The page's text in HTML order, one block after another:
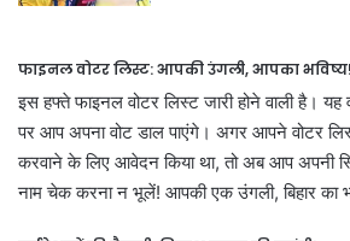
फाइनल वोटर लिस्ट: आपकी उंगली, आपका भविष्य!
इस हफ्ते फाइनल वोटर लिस्ट जारी होने वाली है।
पर आप अपना वोट डाल पाएंगे। अगर आपने वोटर
करवाने के लिए आवेदन किया था, तो अब आप अपनी
नाम चेक करना न भूलें! आपकी एक उंगली, बिहार का